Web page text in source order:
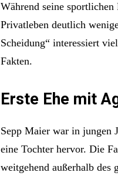
Während seine
Privatleben deutlich
Scheidung“ interessiert
Fakten.
Erste Ehe mit
Sepp Maier war in jungen
eine Tochter hervor. Die
weitgehend außerhalb des